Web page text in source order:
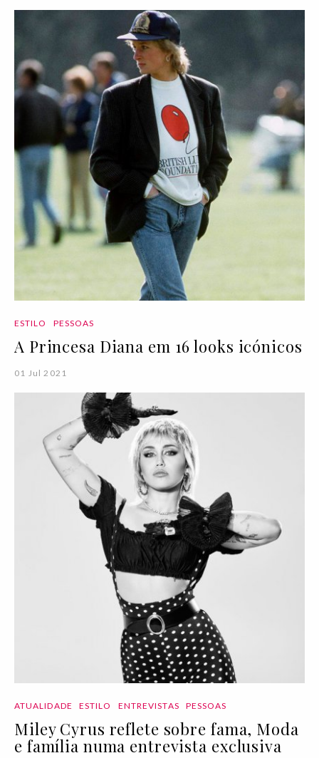
ESTILO PESSOAS
A Princesa Diana em 16 looks icónicos
01 Jul 2021
ATUALIDADE ESTILO ENTREVISTAS PESSOAS
Miley Cyrus reflete sobre fama, Moda
e família numa entrevista exclusiva